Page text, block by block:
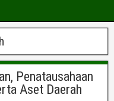
Penatausahaan
Aset Daerah